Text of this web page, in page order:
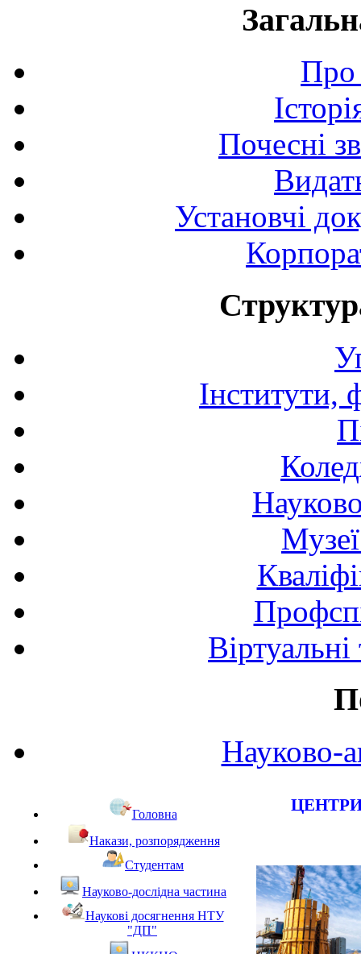
Про
Почесні
Установчі
Інститути,
Науково-
Головна
Накази, розпорядження
Студентам
Науково-дослідна частина
Наукові досягнення НТУ
"ДП"